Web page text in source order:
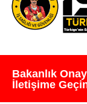
Bakanlık
İletişime